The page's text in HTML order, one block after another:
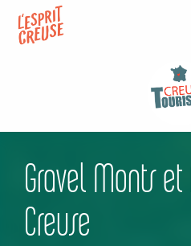
contenu
Gravel Monts et
Creuse